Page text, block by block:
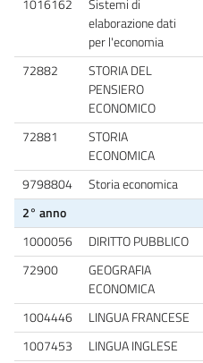
1016162
Sistemi di
elaborazione dati
per l'economia
72882
STORIA DEL
PENSIERO
ECONOMICO
72881
STORIA
ECONOMICA
9798804 Storia economica
2° anno
1000056
DIRITTO PUBBLICO
72900
GEOGRAFIA
ECONOMICA
1004446 LINGUA FRANCESE
1007453
LINGUA INGLESE